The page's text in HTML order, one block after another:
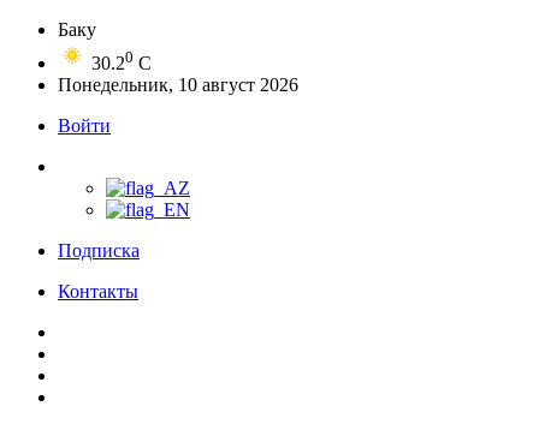
Баку
30.20 C
Понедельник, 10 август 2026
Войти
Подписка
Контакты